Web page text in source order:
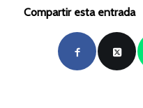
Compartir esta entrada